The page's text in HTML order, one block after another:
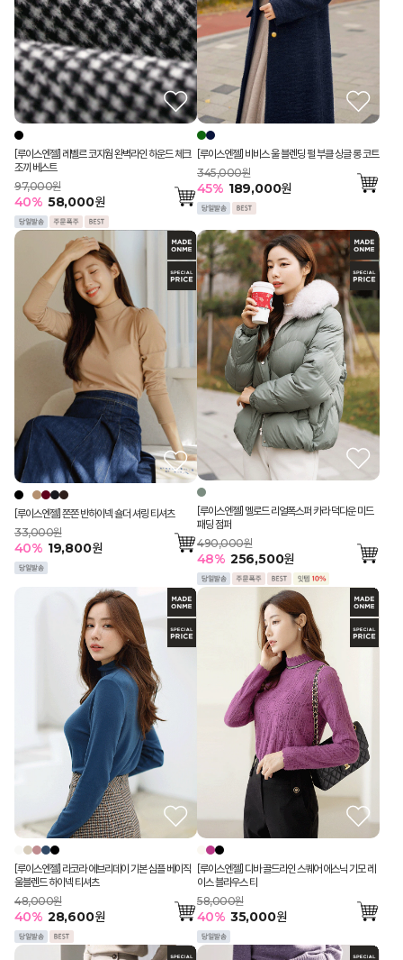
[루이스엔젤] 레벨르 코지웜 완벽라인 하운드 체크
조끼 베스트
97,000원
40% 58,000원
[루이스엔젤] 비비스 울 블렌딩 펄 부클 싱글 롱 코트
345,000원
45% 189,000원
[루이스엔젤] 쫀쫀 반하이넥 숄더 셔링 티셔츠
33,000원
40% 19,800원
[루이스엔젤] 멜로드 리얼폭스퍼 카라 덕다운 미드
패딩 점퍼
490,000원
48% 256,500원
[루이스엔젤] 라코라 에브리데이 기본 심플 베이직
울블렌드 하이넥 티셔츠
48,000원
40% 28,600원
[루이스엔젤] 디바 골드라인 스퀘어 에스닉 기모 레
이스 블라우스 티
58,000원
40% 35,000원